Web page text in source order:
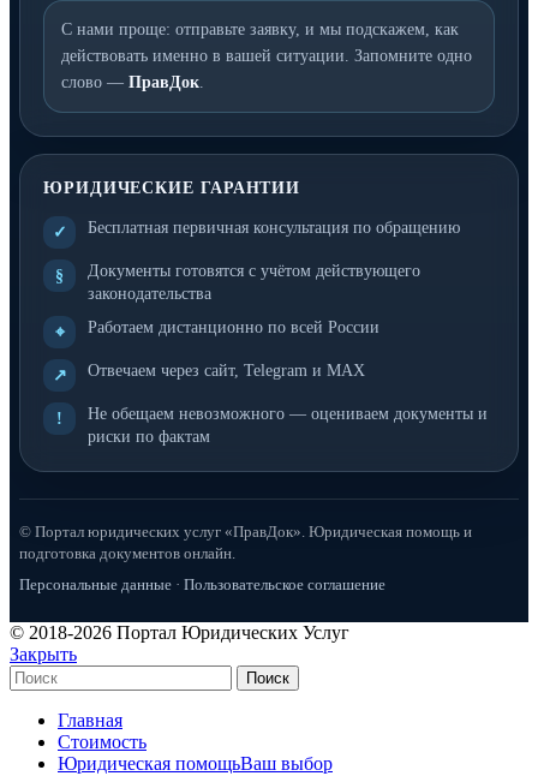
С нами проще: отправьте заявку, и мы подскажем, как
действовать именно в вашей ситуации. Запомните одно
слово — ПравДок.
ЮРИДИЧЕСКИЕ ГАРАНТИИ
✓ Бесплатная первичная консультация по обращению
§
Документы готовятся с учётом действующего
законодательства
⌖ Работаем дистанционно по всей России
↗ Отвечаем через сайт, Telegram и MAX
!
Не обещаем невозможного — оцениваем документы и
риски по фактам
© Портал юридических услуг «ПравДок». Юридическая помощь и
подготовка документов онлайн.
Персональные данные · Пользовательское соглашение
© 2018-2026 Портал Юридических Услуг
Закрыть
Поиск
Главная
Стоимость
Юридическая помощьВаш выбор